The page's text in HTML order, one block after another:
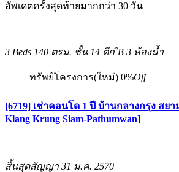
อัพเดตครั้งสุดท้ายมากกว่า 30 วัน
3 Beds 140 ตรม. ชั้น 14 ตึก ิB 3 ห้องน้ำ
ทรัพย์โครงการ(ใหม่) 0%Off
[6719] เช่าคอนโด 1 ปี บ้านกลางกรุง สย
Klang Krung Siam-Pathumwan]
สิ้นสุดสัญญา 31 ม.ค. 2570